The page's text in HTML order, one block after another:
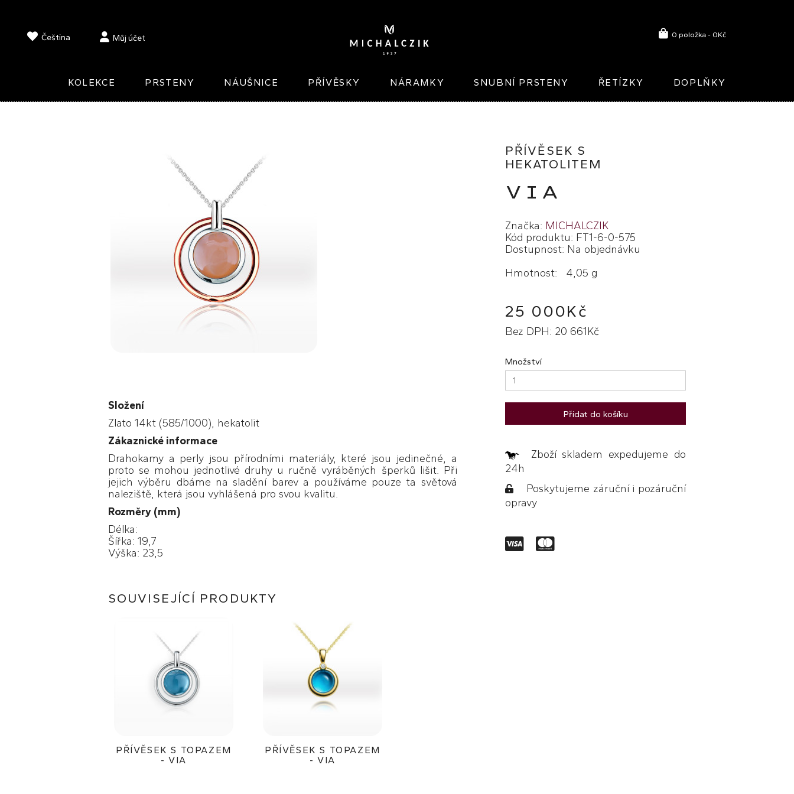
Čeština Můj účet 0 položka - 0Kč
KOLEKCE PRSTENY NÁUŠNICE PŘÍVĚSKY NÁRAMKY SNUBNÍ PRSTENY ŘETÍZKY DOPLŇKY
Složení
Zlato 14kt (585/1000), hekatolit
Zákaznické informace
Drahokamy a perly jsou přírodními materiály, které jsou jedinečné, a
proto se mohou jednotlivé druhy u ručně vyráběných šperků lišit. Při
jejich výběru dbáme na sladění barev a používáme pouze ta světová
naleziště, která jsou vyhlášená pro svou kvalitu.
Rozměry (mm)
Délka:
Šířka: 19,7
Výška: 23,5
PŘÍVĚSEK S
HEKATOLITEM
VIA
Značka: MICHALCZIK
Kód produktu: FT1-6-0-575
Dostupnost: Na objednávku
Hmotnost: 4,05 g
25 000Kč
Bez DPH: 20 661Kč
Množství
Přidat do košíku
Zboží skladem expedujeme do
24h
Poskytujeme záruční i pozáruční
opravy
SOUVISEJÍCÍ PRODUKTY
PŘÍVĚSEK S TOPAZEM
- VIA
PŘÍVĚSEK S TOPAZEM
- VIA